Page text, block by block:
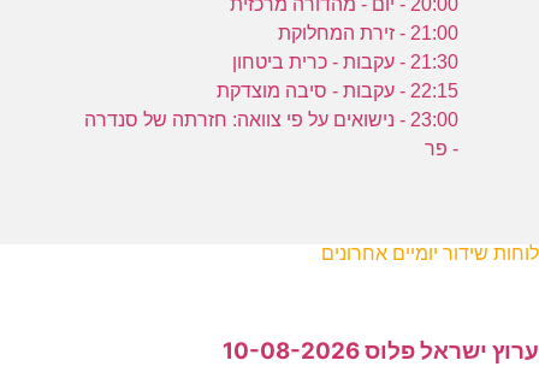
20:00 - יום - מהדורה מרכזית
21:00 - זירת המחלוקת
21:30 - עקבות - כרית ביטחון
22:15 - עקבות - סיבה מוצדקת
23:00 - נישואים על פי צוואה: חזרתה של סנדרה
- פר
לוחות שידור יומיים אחרונים
ערוץ ישראל פלוס 10-08-2026